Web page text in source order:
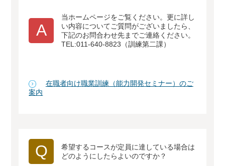
A
当ホームページをご覧ください。更に詳し
い内容についてご質問がございましたら、
下記のお問合わせ先までご連絡ください。
TEL:011-640-8823（訓練第二課）
在職者向け職業訓練（能力開発セミナー）のご
案内
Q
希望するコースが定員に達している場合は
どのようにしたらよいのですか？